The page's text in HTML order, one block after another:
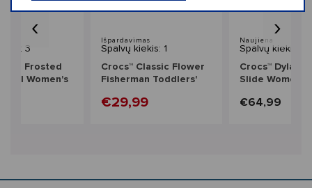
3
Frosted
Women's
Išpardavimas
Spalvų kiekis: 1
Crocs™ Classic Flower
Fisherman Toddlers'
€29,99
Naujiena
Spalvų kiekis: 2
Crocs™ Dylan
Slide Women's
€64,99
‹ ›